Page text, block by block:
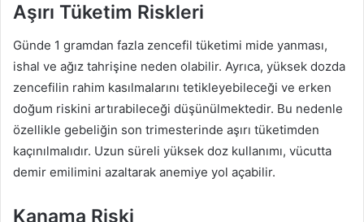
Aşırı Tüketim Riskleri
Günde 1 gramdan fazla zencefil tüketimi mide yanması,
ishal ve ağız tahrişine neden olabilir. Ayrıca, yüksek dozda
zencefilin rahim kasılmalarını tetikleyebileceği ve erken
doğum riskini artırabileceği düşünülmektedir. Bu nedenle
özellikle gebeliğin son trimesterinde aşırı tüketimden
kaçınılmalıdır. Uzun süreli yüksek doz kullanımı, vücutta
demir emilimini azaltarak anemiye yol açabilir.
Kanama Riski